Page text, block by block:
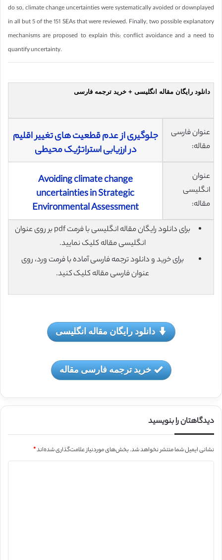
do so, climate change uncertainties were systematically avoided or downplayed
in all but 5 of the 151 SEAs that were reviewed. Finally, two possible explanatory
mechanisms are proposed to explain this: conflict avoidance and a need to
quantify uncertainty.
دانلود رایگان مقاله انگلیسی + خرید ترجمه فارسی
عنوان فارسی
مقاله:
جلوگیری از عدم قطعیت های تغییر اقلیم
در ارزیابی استراتژیک محیطی
عنوان
انگلیسی
مقاله:
Avoiding climate change
uncertainties in Strategic
Environmental Assessment
برای دانلود رایگان مقاله انگلیسی با فرمت pdf بر روی عنوان
انگلیسی مقاله کلیک نمایید.
برای خرید و دانلود ترجمه فارسی آماده با فرمت ورد، روی
عنوان فارسی مقاله کلیک کنید.
دانلود رایگان مقاله انگلیسی
خرید ترجمه فارسی مقاله
دیدگاهتان را بنویسید
نشانی ایمیل شما منتشر نخواهد شد.بخش‌های موردنیاز علامت‌گذاری شده‌اند*